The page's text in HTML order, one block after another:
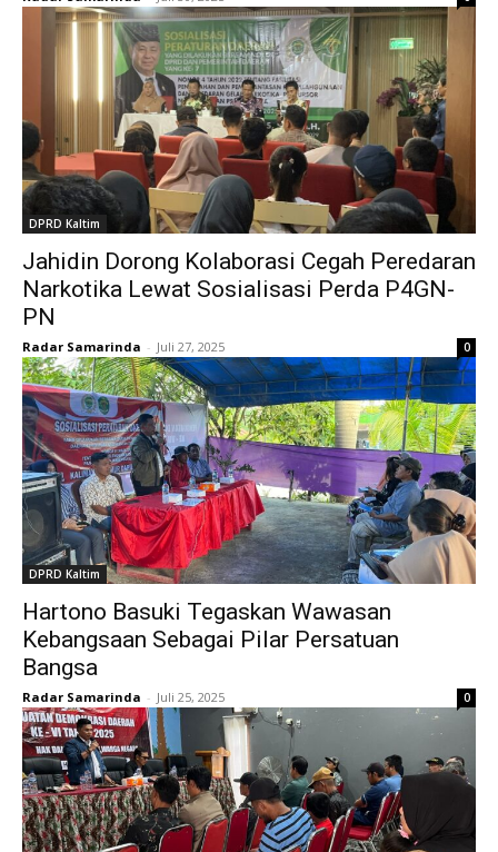
DPRD Kaltim
Jahidin Dorong Kolaborasi Cegah Peredaran
Narkotika Lewat Sosialisasi Perda P4GN-
PN
Radar Samarinda - Juli 27, 2025 0
DPRD Kaltim
Hartono Basuki Tegaskan Wawasan
Kebangsaan Sebagai Pilar Persatuan
Bangsa
Radar Samarinda - Juli 25, 2025 0